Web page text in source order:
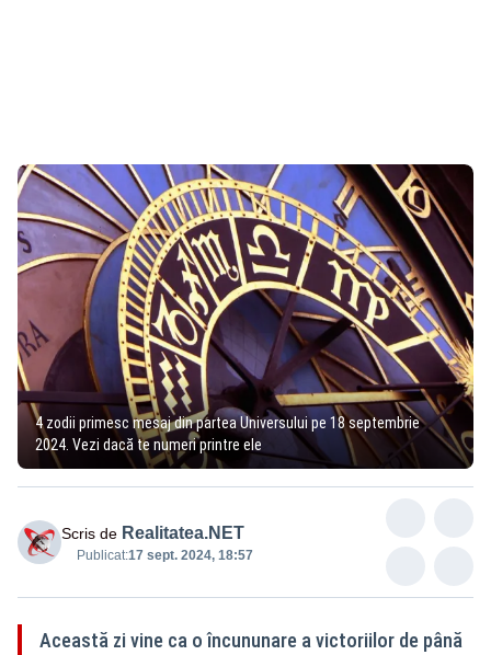
4 zodii primesc mesaj din partea Universului pe 18 septembrie
2024. Vezi dacă te numeri printre ele
Scris de Realitatea.NET
Publicat:17 sept. 2024, 18:57
Această zi vine ca o încununare a victoriilor de până